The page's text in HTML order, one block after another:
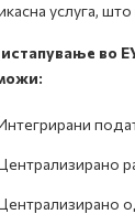
услуга, што
во